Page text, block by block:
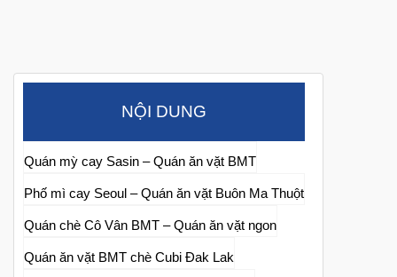
NỘI DUNG
Quán mỳ cay Sasin – Quán ăn vặt BMT
Phố mì cay Seoul – Quán ăn vặt Buôn Ma Thuột
Quán chè Cô Vân BMT – Quán ăn vặt ngon
Quán ăn vặt BMT chè Cubi Đak Lak